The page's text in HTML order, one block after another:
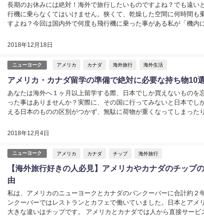
2018年12月18日
長期のお休みには絶対！海外で旅行したいものですよね？でも遠い
行機に乗らなくてはいけません。狭くて、乾燥した空間に何時間も
すよね？今回は国内外で何度も飛行機に乗った事がある私が「機内
ニューヨーク アメリカ カナダ 海外旅行 海外生活
アメリカ・カナダ留学の準備で絶対に必要な持ち物10
2018年12月4日
あなたは海外へ１ヶ月以上留学する際、日本でしか買えないものを
った事はありませんか？実際に、その国に行ってみないと日本でし
える日本のものの区別がつかず、無駄に荷物が重くなってしまった
ニューヨーク アメリカ カナダ チップ 海外旅行
【海外旅行好きの人必見】アメリカやカナダのチップ
由
私は、アメリカのニューヨークとカナダのバンクーバーに合計約２
ンクーバーではレストランとカフェで働いていました。日本とアメ
大きな違いはチップです。 アメリカとカナダでは人から直接サービ